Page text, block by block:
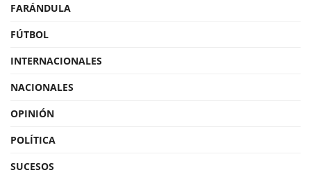
FARÁNDULA
FÚTBOL
INTERNACIONALES
NACIONALES
OPINIÓN
POLÍTICA
SUCESOS